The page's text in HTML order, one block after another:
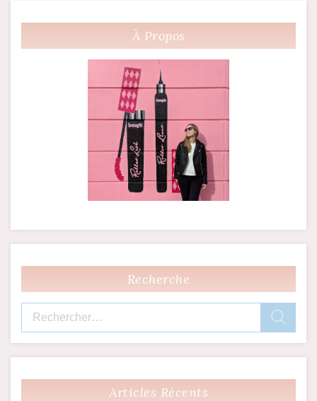
de
l’article
À Propos
Recherche
Rechercher :
Articles Récents